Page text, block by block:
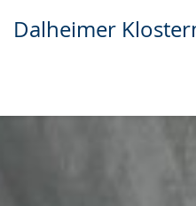
Dalheimer